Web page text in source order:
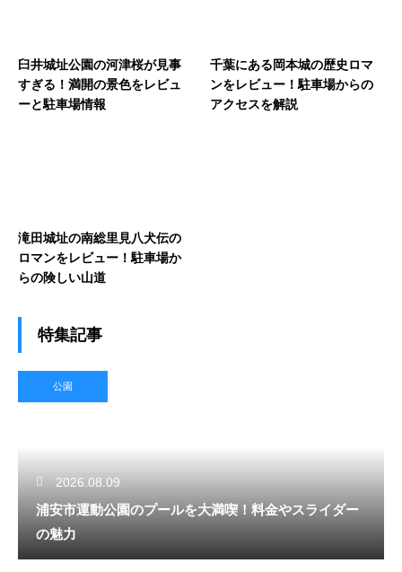
臼井城址公園の河津桜が見事
すぎる！満開の景色をレビュ
ーと駐車場情報
千葉にある岡本城の歴史ロマ
ンをレビュー！駐車場からの
アクセスを解説
滝田城址の南総里見八犬伝の
ロマンをレビュー！駐車場か
らの険しい山道
特集記事
公園
2026.08.09
浦安市運動公園のプールを大満喫！料金やスライダー
の魅力